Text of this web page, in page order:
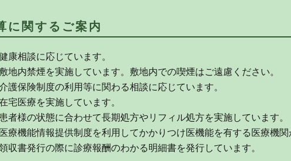
に関するご案内
康相談に応じています。
地内禁煙を実施しています。敷地内での喫煙はご遠慮ください。
護保険制度の利用等に関わる相談に応じています。
宅医療を実施しています。
者様の状態に合わせて長期処方やリフィル処方を実施しています。
療機能情報提供制度を利用してかかりつけ医機能を有する医療機関
収書発行の際に診療報酬のわかる明細書を発行しています。